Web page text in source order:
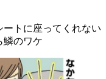
ートに座ってくれない
のワケ